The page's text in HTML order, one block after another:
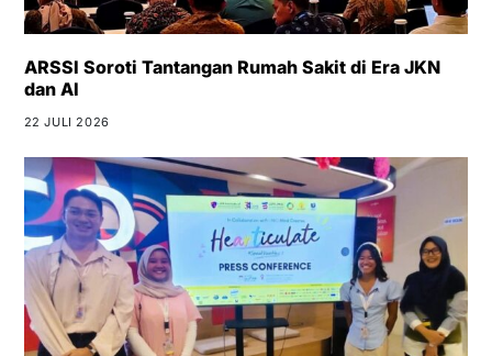
ARSSI Soroti Tantangan Rumah Sakit di Era JKN
dan AI
22 JULI 2026